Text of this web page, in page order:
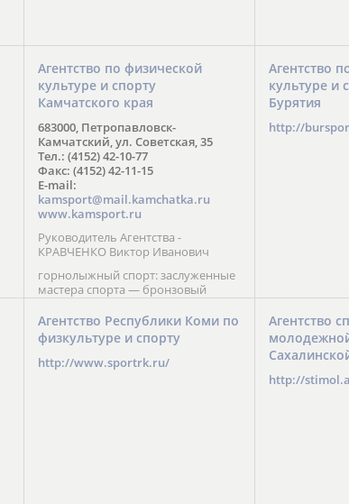
Агентство по физической
культуре и спорту
Камчатского края
683000, Петропавловск-
Камчатский, ул. Советская, 35
Тел.: (4152) 42-10-77
Факс: (4152) 42-11-15
E-mail:
kamsport@mail.kamchatka.ru
www.kamsport.ru
Руководитель Агентства -
КРАВЧЕНКО Виктор Иванович
горнолыжный спорт: заслуженные
мастера спорта — бронзовый
призер Кубка мира (1997),
обладатель Кубка Европы (2002) В.
Зеленская; бронзовый призер
Паралимпийских игр в Солт-Лейк-
Сити (2002) А. Мошкин; мастер
Агентство
культуре и
Бурятия
http://
Агентство Республики Коми по
физкультуре и спорту
http://www.sportrk.ru/
Агентство
http://